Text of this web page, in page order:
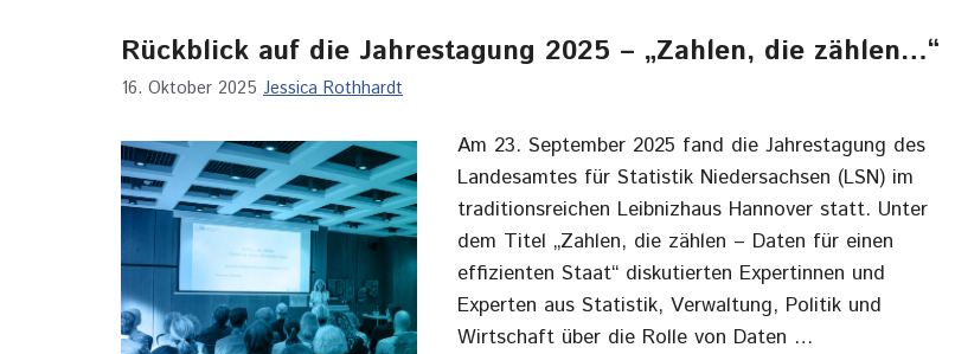
Rückblick auf die Jahrestagung 2025 – „Zahlen, die zählen…“
16. Oktober 2025 Jessica Rothhardt
Am 23. September 2025 fand die Jahrestagung des
Landesamtes für Statistik Niedersachsen (LSN) im
traditionsreichen Leibnizhaus Hannover statt. Unter
dem Titel „Zahlen, die zählen – Daten für einen
effizienten Staat“ diskutierten Expertinnen und
Experten aus Statistik, Verwaltung, Politik und
Wirtschaft über die Rolle von Daten …